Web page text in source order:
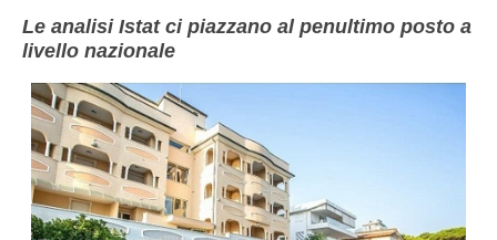
Le analisi Istat ci piazzano al penultimo posto a
livello nazionale